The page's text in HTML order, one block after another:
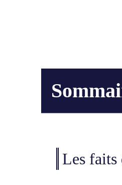
Les faits